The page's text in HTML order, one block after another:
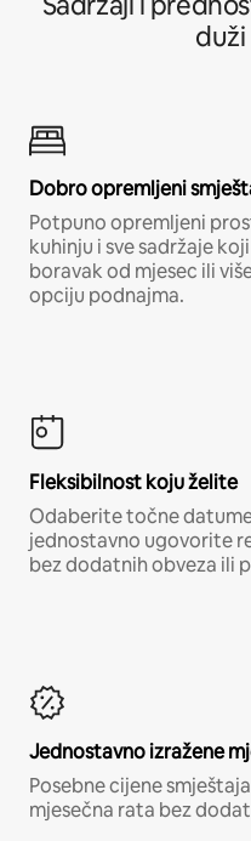
Dobro opremljeni
Potpuno opremljeni
kuhinju i sve sadržaje
boravak od mjesec ili
opciju podnajma.
Fleksibilnost koju želite
Odaberite točne
jednostavno ugovorite
bez dodatnih obveza ili
Jednostavno izražene
Posebne cijene
mjesečna rata bez